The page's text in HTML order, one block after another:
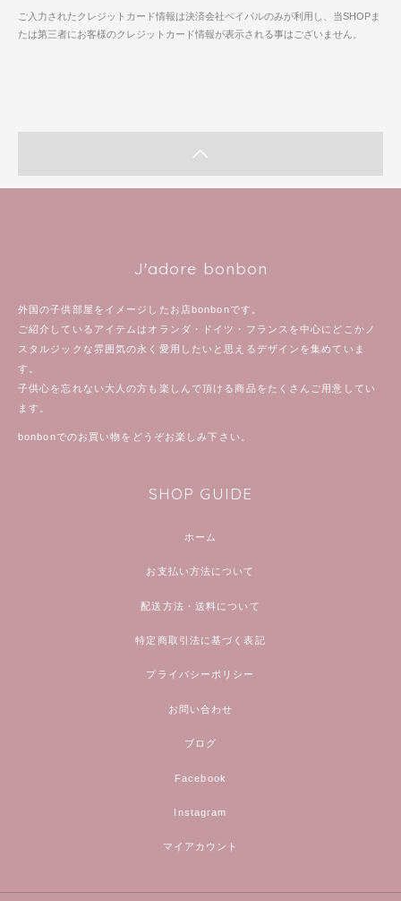
ご入力されたクレジットカード情報は決済会社ペイパルのみが利用し、当SHOPま
たは第三者にお客様のクレジットカード情報が表示される事はございません。
J'adore bonbon
外国の子供部屋をイメージしたお店bonbonです。
ご紹介しているアイテムはオランダ・ドイツ・フランスを中心にどこかノ
スタルジックな雰囲気の永く愛用したいと思えるデザインを集めていま
す。
子供心を忘れない大人の方も楽しんで頂ける商品をたくさんご用意してい
ます。
bonbonでのお買い物をどうぞお楽しみ下さい。
SHOP GUIDE
ホーム
お支払い方法について
配送方法・送料について
特定商取引法に基づく表記
プライバシーポリシー
お問い合わせ
ブログ
Facebook
Instagram
マイアカウント